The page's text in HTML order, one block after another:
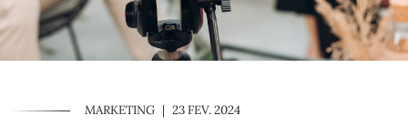
MARKETING | 23 FEV. 2024